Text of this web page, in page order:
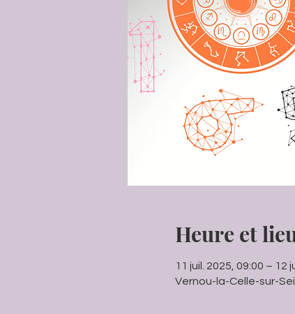
Heure et
11 juil. 2025, 09:00 – 12
Vernou-la-Celle-sur-